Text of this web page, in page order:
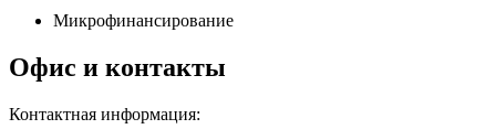
Микрофинансирование
Офис и контакты
Контактная информация: